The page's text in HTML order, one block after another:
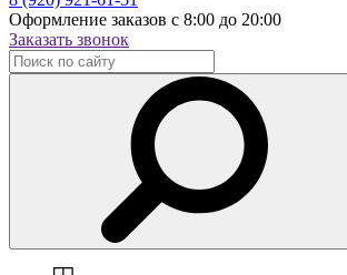
Оформление заказов с 8:00 до 20:00
Заказать звонок